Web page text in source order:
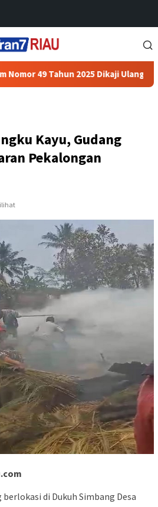
2025 Dikaji Ulang
Kayu, Gudang
Pekalongan
berlokasi di Dukuh Simbang Desa